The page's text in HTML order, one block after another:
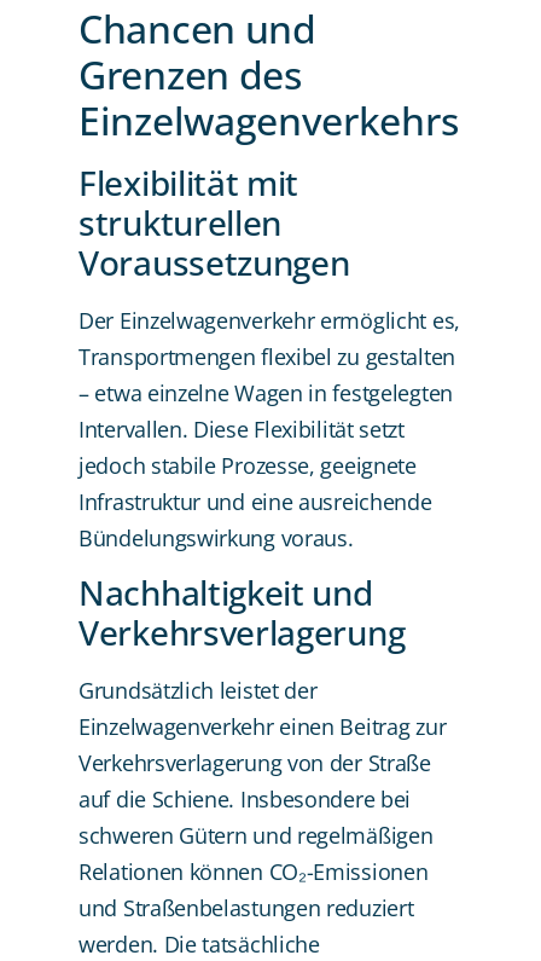
Chancen und
Grenzen des
Einzelwagenverkehrs
Flexibilität mit
strukturellen
Voraussetzungen
Der Einzelwagenverkehr ermöglicht es,
Transportmengen flexibel zu gestalten
– etwa einzelne Wagen in festgelegten
Intervallen. Diese Flexibilität setzt
jedoch stabile Prozesse, geeignete
Infrastruktur und eine ausreichende
Bündelungswirkung voraus.
Nachhaltigkeit und
Verkehrsverlagerung
Grundsätzlich leistet der
Einzelwagenverkehr einen Beitrag zur
Verkehrsverlagerung von der Straße
auf die Schiene. Insbesondere bei
schweren Gütern und regelmäßigen
Relationen können CO₂-Emissionen
und Straßenbelastungen reduziert
werden. Die tatsächliche